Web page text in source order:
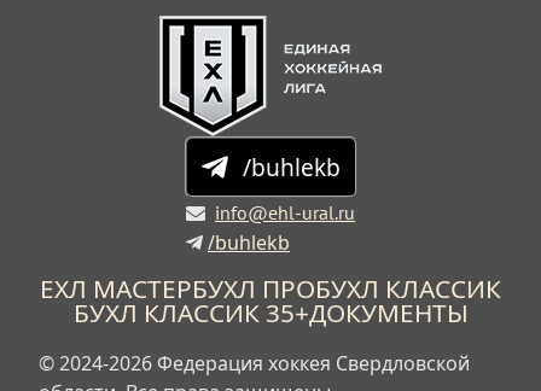
/buhlekb
info@ehl-ural.ru
/buhlekb
ЕХЛ МАСТЕРБУХЛ ПРОБУХЛ КЛАССИК
БУХЛ КЛАССИК 35+ДОКУМЕНТЫ
© 2024-2026 Федерация хоккея Свердловской